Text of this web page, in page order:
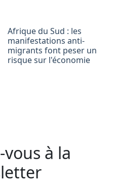
Afrique du Sud : les
manifestations anti-
migrants font peser un
risque sur l'économie
à la